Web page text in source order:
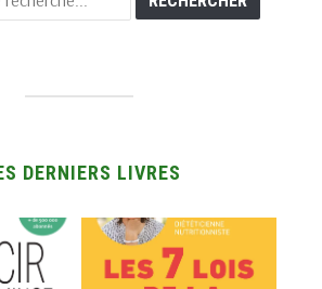
DERNIERS LIVRES